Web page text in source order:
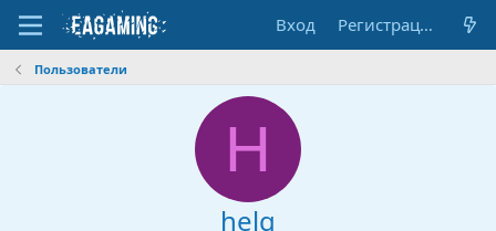
Вход Регистрация
Пользователи
H
helg